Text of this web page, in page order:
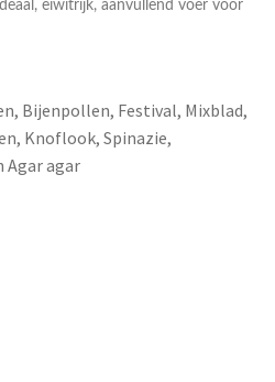
eiwitrijk, aanvullend voer voor
Bijenpollen, Festival, Mixblad,
Knoflook, Spinazie,
Agar agar